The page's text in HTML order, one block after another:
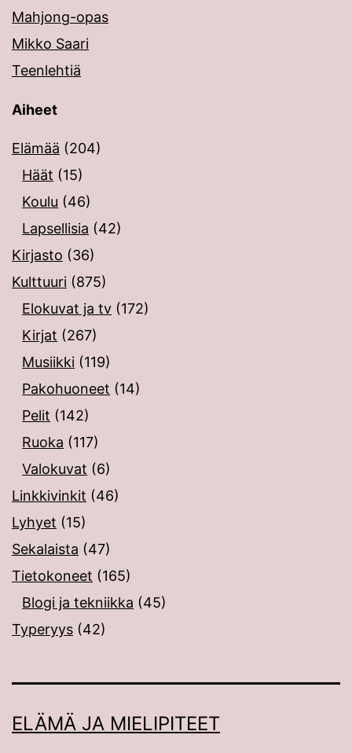
Mahjong-opas
Mikko Saari
Teenlehtiä
Aiheet
Elämää (204)
Häät (15)
Koulu (46)
Lapsellisia (42)
Kirjasto (36)
Kulttuuri (875)
Elokuvat ja tv (172)
Kirjat (267)
Musiikki (119)
Pakohuoneet (14)
Pelit (142)
Ruoka (117)
Valokuvat (6)
Linkkivinkit (46)
Lyhyet (15)
Sekalaista (47)
Tietokoneet (165)
Blogi ja tekniikka (45)
Typeryys (42)
ELÄMÄ JA MIELIPITEET